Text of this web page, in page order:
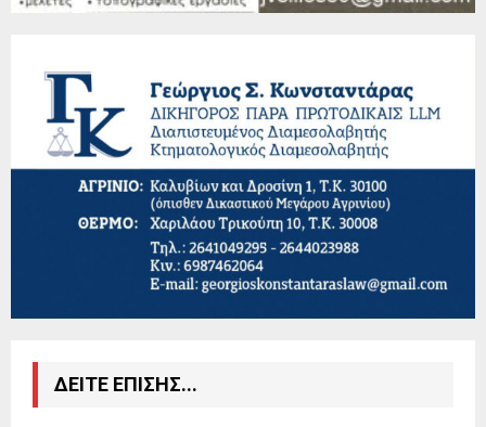
ΔΕΙΤΕ ΕΠΙΣΗΣ...